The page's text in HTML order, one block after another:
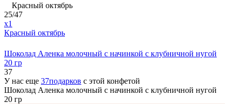
Красный октябрь
25/47
x1
Красный октябрь
Шоколад Аленка молочный с начинкой с клубничной нугой
20 гр
37
У нас еще 37подарков с этой конфетой
Шоколад Аленка молочный с начинкой с клубничной нугой
20 гр